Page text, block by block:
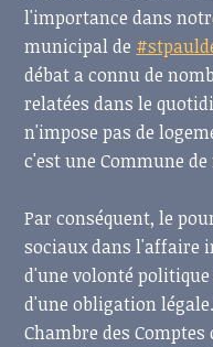
l'importance dans
municipal de
débat a connu de
relatées dans le
n'impose pas de
c'est une Commune
Par conséquent, le
sociaux dans l'affaire
d'une volonté
d'une obligation
Chambre des